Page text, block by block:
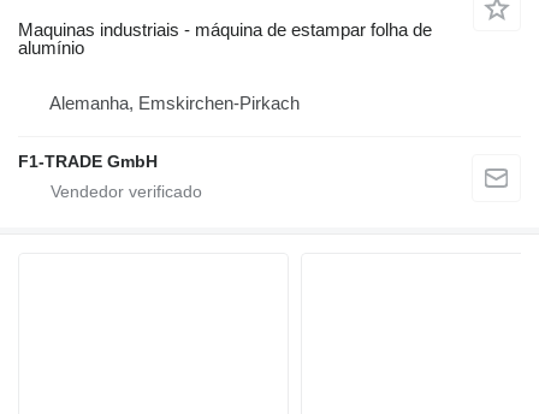
Maquinas industriais - máquina de estampar folha de
alumínio
Alemanha, Emskirchen-Pirkach
F1-TRADE GmbH